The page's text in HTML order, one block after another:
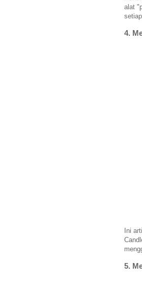
alat
4.
Ini
5.